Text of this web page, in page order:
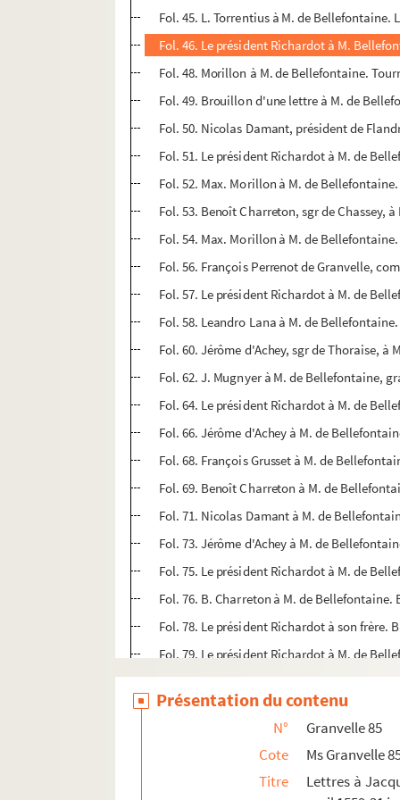
Fol. 45. L. Torrentius à M. de Bellefontaine.
Fol. 46. Le président Richardot à M.
Fol. 48. Morillon à M. de Bellefontaine.
Fol. 49. Brouillon d'une lettre à M. de
Fol. 50. Nicolas Damant, président de
Fol. 51. Le président Richardot à M. de
Fol. 52. Max. Morillon à M. de
Fol. 53. Benoît Charreton, sgr de Chassey,
Fol. 54. Max. Morillon à M. de
Fol. 56. François Perrenot de Granvelle,
Fol. 57. Le président Richardot à M. de
Fol. 58. Leandro Lana à M. de
Fol. 60. Jérôme d'Achey, sgr de Thoraise,
Fol. 62. J. Mugnyer à M. de Bellefontaine,
Fol. 64. Le président Richardot à M. de
Fol. 66. Jérôme d'Achey à M. de
Fol. 68. François Grusset à M. de
Fol. 69. Benoît Charreton à M. de
Fol. 71. Nicolas Damant à M. de
Fol. 73. Jérôme d'Achey à M. de
Fol. 75. Le président Richardot à M. de
Fol. 76. B. Charreton à M. de Bellefontaine.
Fol. 78. Le président Richardot à son frère.
Fol. 79. Le président Richardot à M. de
Fol. 80. Copie du testament d'Alexandre
Fol. 82. François Perrenot de Granvelle à
Fol. 84. J. de Bauffremont au cardinal de
Fol. 86. Le président Richardot à M. de
Fol. 87. Jean Doroz, abbé de Vaulx,
Présentation du contenu
N°
Granvelle 85
Cote
Ms Granvelle
Titre
Lettres à